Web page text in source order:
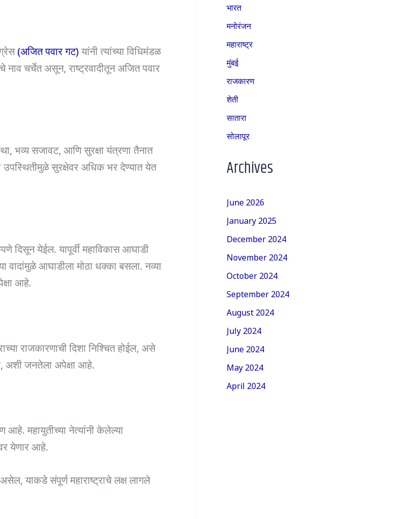
(अजित पवार गट)यांनी त्यांच्या विधिमंडळ
चर्चेत असून, राष्ट्रवादीतून अजित पवार
भव्य सजावट, आणि सुरक्षा यंत्रणा तैनात
उपस्थितीमुळे सुरक्षेवर अधिक भर देण्यात येत
दिसून येईल. यापूर्वी महाविकास आघाडी
वादांमुळे आघाडीला मोठा धक्का बसला. नव्या
आहे.
राजकारणाची दिशा निश्चित होईल, असे
अशी जनतेला अपेक्षा आहे.
आहे. महायुतीच्या नेत्यांनी केलेल्या
येणार आहे.
याकडे संपूर्ण महाराष्ट्राचे लक्ष लागले
भारत
मनोरंजन
महाराष्ट्र
मुंबई
राजकारण
शेती
सातारा
सोलापूर
Archives
June 2026
January 2025
December 2024
November 2024
October 2024
September 2024
August 2024
July 2024
June 2024
May 2024
April 2024